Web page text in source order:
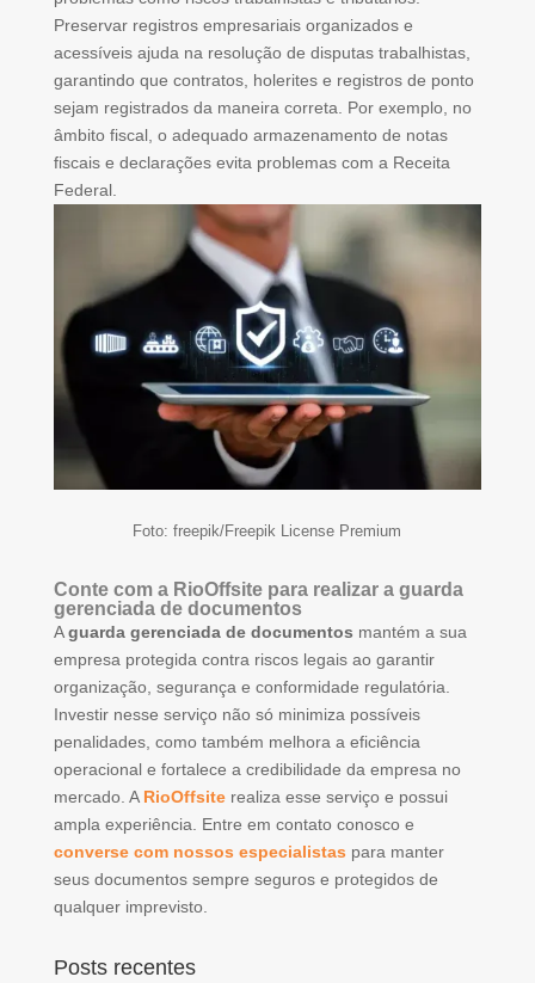
Preservar registros empresariais organizados e
acessíveis ajuda na resolução de disputas trabalhistas,
garantindo que contratos, holerites e registros de ponto
sejam registrados da maneira correta. Por exemplo, no
âmbito fiscal, o adequado armazenamento de notas
fiscais e declarações evita problemas com a Receita
Federal.
Foto: freepik/Freepik License Premium
Conte com a RioOffsite para realizar a guarda
gerenciada de documentos
Aguarda gerenciada de documentos mantém a sua
empresa protegida contra riscos legais ao garantir
organização, segurança e conformidade regulatória.
Investir nesse serviço não só minimiza possíveis
penalidades, como também melhora a eficiência
operacional e fortalece a credibilidade da empresa no
mercado. A RioOffsiterealiza esse serviço e possui
ampla experiência. Entre em contato conosco e
converse com nossos especialistas para manter
seus documentos sempre seguros e protegidos de
qualquer imprevisto.
Posts recentes